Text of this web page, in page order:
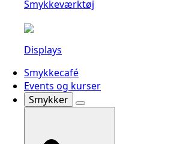
Smykkeværktøj
Displays
Smykkecafé
Events og kurser
Smykker